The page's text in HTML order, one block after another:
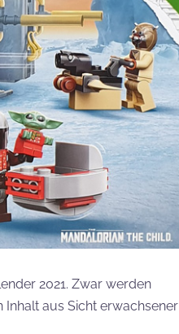
2021. Zwar werden
aus Sicht erwachsener